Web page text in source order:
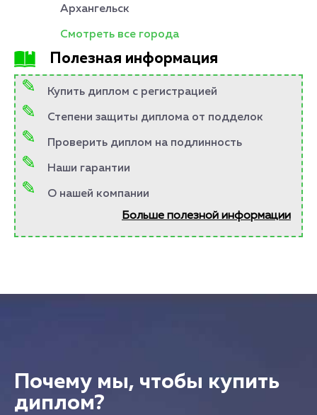
Архангельск
Смотреть все города
Полезная информация
Купить диплом с регистрацией
Степени защиты диплома от подделок
Проверить диплом на подлинность
Наши гарантии
О нашей компании
Больше полезной информации
Почему мы, чтобы купить
диплом?